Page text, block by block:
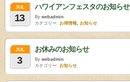
JUL
13
ハワイアンフェスタのお知らせ
By webadmin
カテゴリー: お得情報 お知らせ
JUL
3
お休みのお知らせ
By webadmin
カテゴリー: お知らせ